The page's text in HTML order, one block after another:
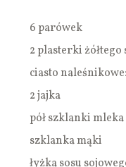
6 parówek
2 plasterki
ciasto naleśnikowe:
2 jajka
pół szklanki mleka
szklanka mąki
łyżka sosu